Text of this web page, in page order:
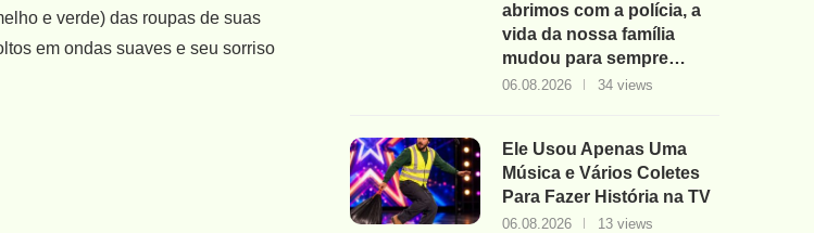
e verde) das roupas de suas
em ondas suaves e seu sorriso
abrimos com a polícia, a
vida da nossa família
mudou para sempre…
06.08.2026 34 views
Ele Usou Apenas Uma
Música e Vários Coletes
Para Fazer História na TV
06.08.2026 13 views